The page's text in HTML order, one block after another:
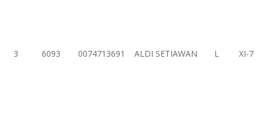
3 6093 0074713691 ALDI SETIAWAN L XI-7